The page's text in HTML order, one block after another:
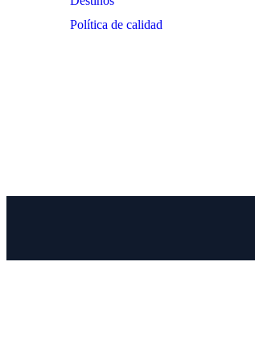
Política de calidad